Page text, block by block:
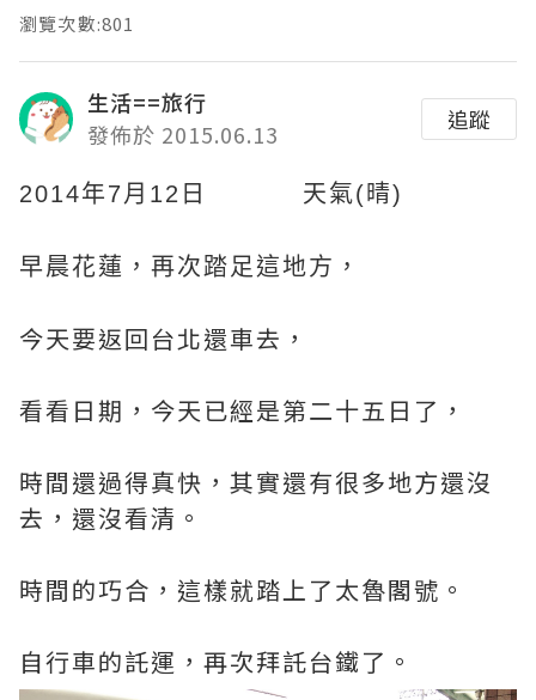
瀏覽次數:801
生活==旅行
發佈於 2015.06.13
追蹤
2014年7月12日 天氣(晴)
早晨花蓮，再次踏足這地方，
今天要返回台北還車去，
看看日期，今天已經是第二十五日了，
時間還過得真快，其實還有很多地方還沒
去，還沒看清。
時間的巧合，這樣就踏上了太魯閣號。
自行車的託運，再次拜託台鐵了。